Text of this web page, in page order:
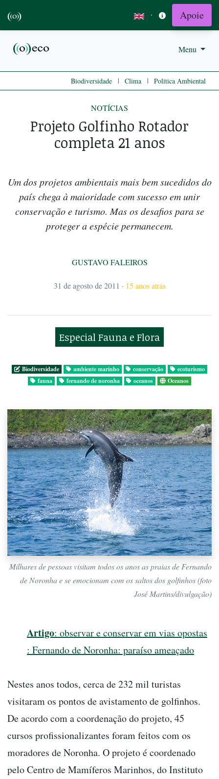
· Apoie
Menu
Biodiversidade | Clima | Politica Ambiental
NOTÍCIAS
Projeto Golfinho Rotador
completa 21 anos
Um dos projetos ambientais mais bem sucedidos do
país chega à maioridade com sucesso em unir
conservação e turismo. Mas os desafios para se
proteger a espécie permanecem.
GUSTAVO FALEIROS
31 de agosto de 2011 · 15 anos atrás
Especial Fauna e Flora
Biodiversidade ambiente marinho conservação
ecoturismo
fauna
fernando de noronha oceanos Oceanos
Milhares de pessoas visitam todos os anos as praias de Fernando
de Noronha e se emocionam com os saltos dos golfinhos (foto
José Martins/divulgação)
Artigo: observar e conservar em vias opostas
: Fernando de Noronha: paraíso ameaçado
Nestes anos todos, cerca de 232 mil turistas
visitaram os pontos de avistamento de golfinhos.
De acordo com a coordenação do projeto, 45
cursos profissionalizantes foram feitos com os
moradores de Noronha. O projeto é coordenado
pelo Centro de Mamíferos Marinhos, do Instituto